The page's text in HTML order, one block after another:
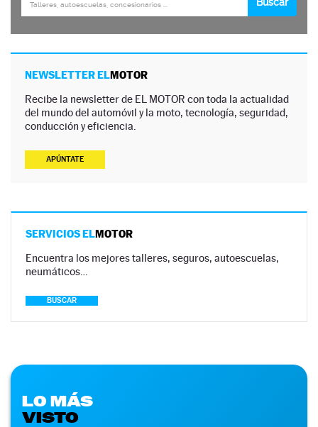
NEWSLETTER ELMOTOR
Recibe la newsletter de EL MOTOR con toda la actualidad
del mundo del automóvil y la moto, tecnología, seguridad,
conducción y eficiencia.
APÚNTATE
SERVICIOS ELMOTOR
Encuentra los mejores talleres, seguros, autoescuelas,
neumáticos…
BUSCAR
LO MÁS
VISTO